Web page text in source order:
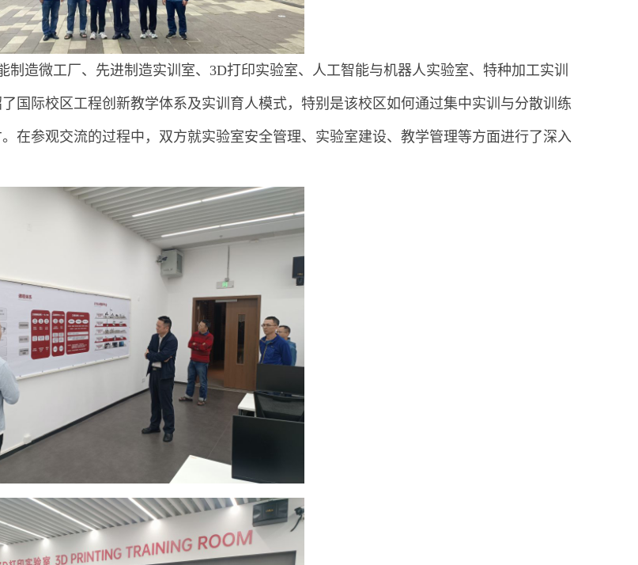
造微工厂、先进制造实训室、3D打印实验室、人工智能与机器人实验室、特种加工实训
国际校区工程创新教学体系及实训育人模式，特别是该校区如何通过集中实训与分散训练
在参观交流的过程中，双方就实验室安全管理、实验室建设、教学管理等方面进行了深入